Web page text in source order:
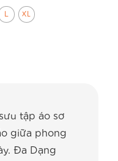
L XL
tập áo sơ
giữa phong
Đa Dạng